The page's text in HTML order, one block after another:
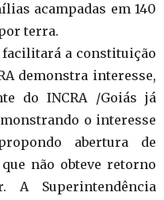
acampadas em 140
terra.
facilitará a constituição
demonstra interesse,
do INCRA /Goiás já
o interesse
abertura de
não obteve retorno
A Superintendência